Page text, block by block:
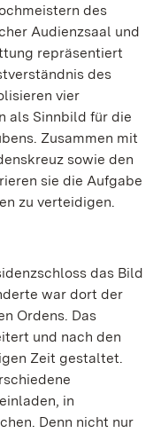
des
Audienzsaal und
repräsentiert
des
vier
als Sinnbild für die
Zusammen mit
sowie den
sie die Aufgabe
zu verteidigen.
das Bild
war dort der
Ordens. Das
und nach den
Zeit gestaltet.
in
Denn nicht nur